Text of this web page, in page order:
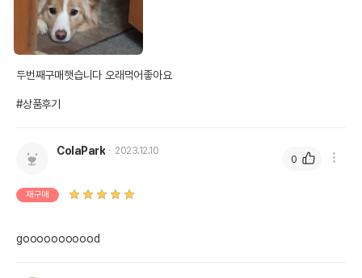
두번째구매햇습니다 오래먹어좋아요
#상품후기
ColaPark 2023.12.10
재구매
gooooooooood
0